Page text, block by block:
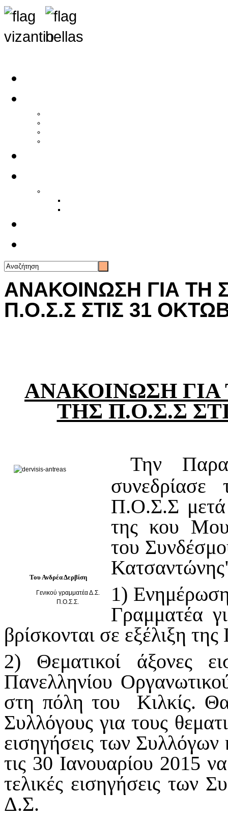
ΑΝΑΚΟΙΝΩΣΗ ΓΙΑ ΤΗ
Π.Ο.Σ.Σ ΣΤΙΣ 31
ΑΝΑΚΟΙΝΩΣΗ ΓΙΑ
ΤΗΣ Π.Ο.Σ.Σ
Του Ανδρέα Δερβίση
Γενικού γραμματέα Δ.Σ.
Π.Ο.Σ.Σ.
Την
συνεδρίασε
Π.Ο.Σ.Σ μετά
της κου
του
1)
Γραμματέα
βρίσκονται σε εξέλιξη
2) Θεματικοί άξονες
Πανελληνίου
στη πόλη του Κιλκίς.
Συλλόγους για τους
εισηγήσεις των Συλλόγων
τις 30 Ιανουαρίου 2015
τελικές εισηγήσεις των
Δ.Σ.